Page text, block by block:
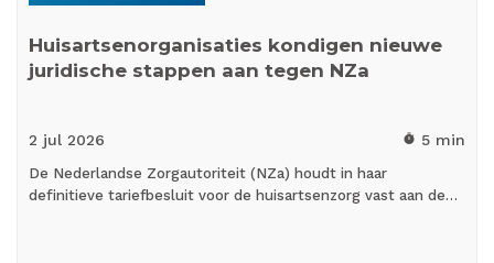
Huisartsenorganisaties kondigen nieuwe
juridische stappen aan tegen NZa
2 jul 2026 timer 5 min
De Nederlandse Zorgautoriteit (NZa) houdt in haar
definitieve tariefbesluit voor de huisartsenzorg vast aan de…